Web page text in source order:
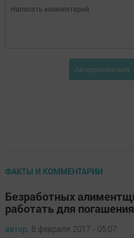
Авторизоваться
ФАКТЫ И КОММЕНТАРИИ
Безработных
работать для
автор, 8 февраля 2017 - 05:07